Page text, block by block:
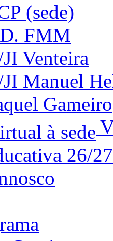
(sede)
FMM
Venteira
JI Manuel
Gameiro
26/27